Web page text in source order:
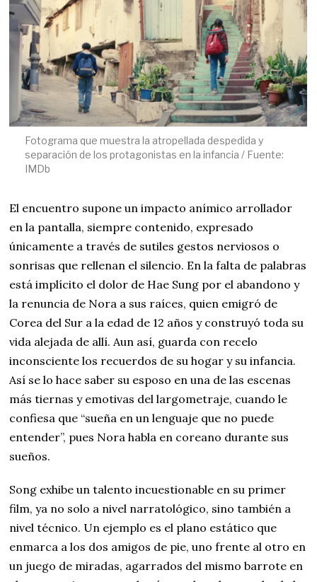
Fotograma que muestra la atropellada despedida y
separación de los protagonistas en la infancia / Fuente:
IMDb
El encuentro supone un impacto anímico arrollador
en la pantalla, siempre contenido, expresado
únicamente a través de sutiles gestos nerviosos o
sonrisas que rellenan el silencio. En la falta de palabras
está implícito el dolor de Hae Sung por el abandono y
la renuncia de Nora a sus raíces, quien emigró de
Corea del Sur a la edad de 12 años y construyó toda su
vida alejada de allí. Aun así, guarda con recelo
inconsciente los recuerdos de su hogar y su infancia.
Así se lo hace saber su esposo en una de las escenas
más tiernas y emotivas del largometraje, cuando le
confiesa que “sueña en un lenguaje que no puede
entender”, pues Nora habla en coreano durante sus
sueños.
Song exhibe un talento incuestionable en su primer
film, ya no solo a nivel narratológico, sino también a
nivel técnico. Un ejemplo es el plano estático que
enmarca a los dos amigos de pie, uno frente al otro en
un juego de miradas, agarrados del mismo barrote en